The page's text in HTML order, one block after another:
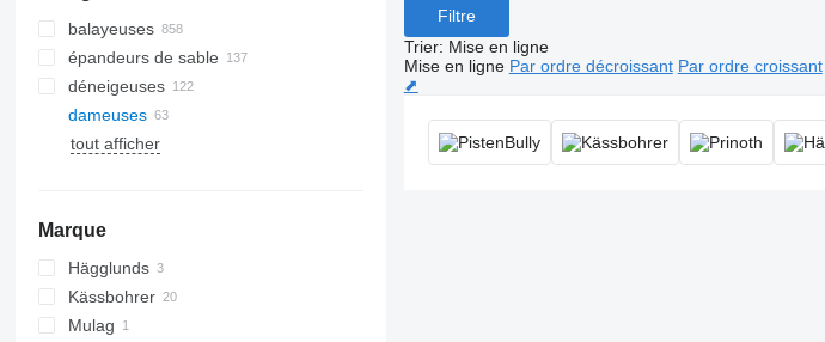
balayeuses
épandeurs de sable
déneigeuses
dameuses
tout afficher
Marque
Hägglunds
Kässbohrer
PB
Mulag
Filtre
Trier: Mise en ligne
Mise en ligne Par ordre décroissant Par ordre croissant
⬈